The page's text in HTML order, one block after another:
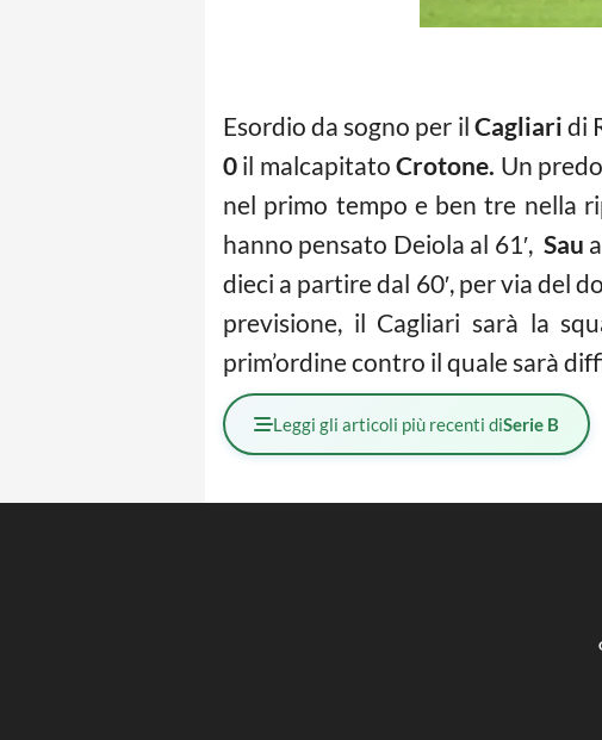
Esordio da sogno per il Cagliari di
0 il malcapitatoCrotone. Un
nel primo tempo e ben tre nella
hanno pensato Deiola al 61′, Sau
dieci a partire dal 60′, per via del
previsione, il Cagliari sarà la
prim’ordine contro il quale sarà
Leggi gli articoli più recenti diSerie B